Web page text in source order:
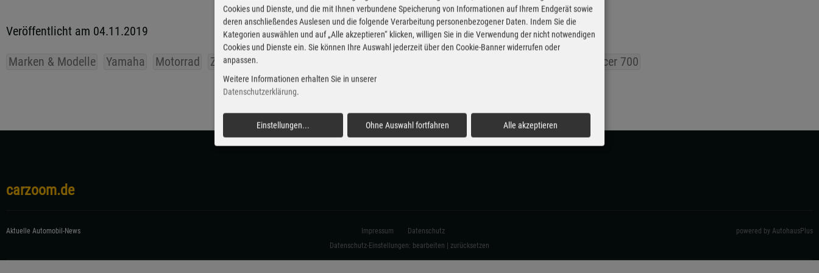
Veröffentlicht am 04.11.2019
Marken & Modelle Yamaha Motorrad Zweirad & Mehrspur Yamaha Tracer 700
carzoom.de
Aktuelle Automobil-News Impressum
Datenschutz
Datenschutz-Einstellungen: bearbeiten | zurücksetzen
powered by AutohausPlus
Cookies und Dienste, und die mit Ihnen verbundene Speicherung von Informationen auf Ihrem Endgerät sowie
deren anschließendes Auslesen und die folgende Verarbeitung personenbezogener Daten. Indem Sie die
Kategorien auswählen und auf „Alle akzeptieren“ klicken, willigen Sie in die Verwendung der nicht notwendigen
Cookies und Dienste ein. Sie können Ihre Auswahl jederzeit über den Cookie-Banner widerrufen oder
anpassen.
Weitere Informationen erhalten Sie in unserer
Datenschutzerklärung.
Einstellungen... Ohne Auswahl fortfahren Alle akzeptieren